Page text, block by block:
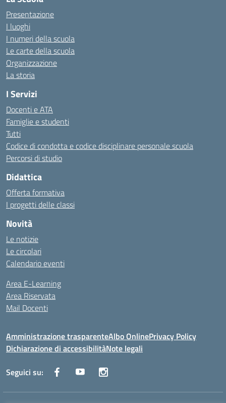
Presentazione
I luoghi
I numeri della scuola
Le carte della scuola
Organizzazione
La storia
I Servizi
Docenti e ATA
Famiglie e studenti
Tutti
Codice di condotta e codice disciplinare personale scuola
Percorsi di studio
Didattica
Offerta formativa
I progetti delle classi
Novità
Le notizie
Le circolari
Calendario eventi
Area E-Learning
Area Riservata
Mail Docenti
Amministrazione trasparenteAlbo OnlinePrivacy Policy
Dichiarazione di accessibilitàNote legali
Seguici su: